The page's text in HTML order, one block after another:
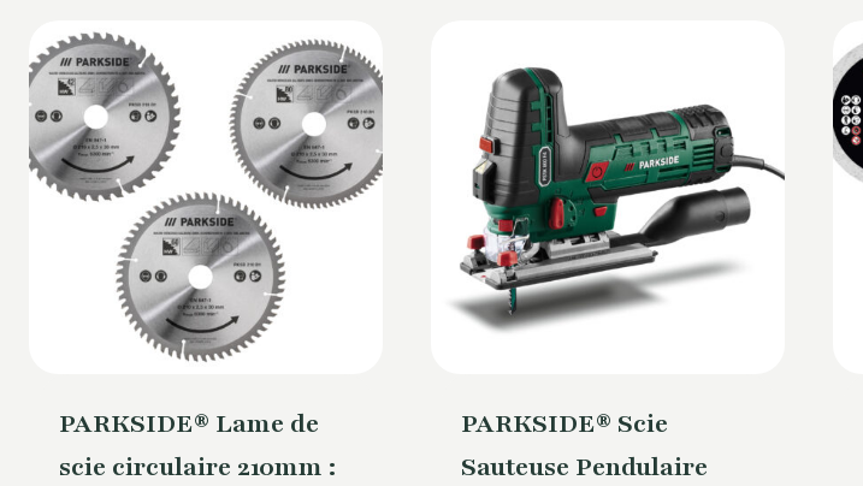
PARKSIDE® Lame de
scie circulaire 210mm :
PARKSIDE® Scie
Sauteuse Pendulaire